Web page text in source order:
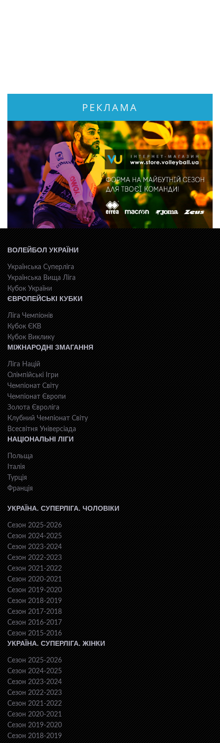
РЕКЛАМА
ВОЛЕЙБОЛ УКРАЇНИ
Українська Суперліга
Українська Вища Ліга
Кубок України
ЄВРОПЕЙСЬКІ КУБКИ
Ліга Чемпіонів
Кубок ЄКВ
Кубок Виклику
МІЖНАРОДНІ ЗМАГАННЯ
Ліга Націй
Олімпійські Ігри
Чемпіонат Світу
Чемпіонат Європи
Золота Євроліга
Клубний Чемпіонат Світу
Всесвiтня Унiверсiaда
НАЦІОНАЛЬНІ ЛІГИ
Польща
Італія
Турція
Франція
УКРАЇНА. СУПЕРЛІГА. ЧОЛОВІКИ
Сезон 2025-2026
Сезон 2024-2025
Сезон 2023-2024
Сезон 2022-2023
Сезон 2021-2022
Сезон 2020-2021
Сезон 2019-2020
Сезон 2018-2019
Сезон 2017-2018
Сезон 2016-2017
Сезон 2015-2016
УКРАЇНА. СУПЕРЛІГА. ЖІНКИ
Сезон 2025-2026
Сезон 2024-2025
Сезон 2023-2024
Сезон 2022-2023
Сезон 2021-2022
Сезон 2020-2021
Сезон 2019-2020
Сезон 2018-2019